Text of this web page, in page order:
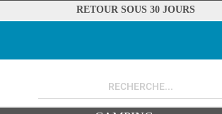
RETOUR SOUS 30 JOURS